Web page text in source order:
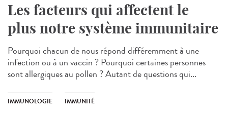
Les facteurs qui affectent le
plus notre système immunitaire
Pourquoi chacun de nous répond différemment à une
infection ou à un vaccin ? Pourquoi certaines personnes
sont allergiques au pollen ? Autant de questions qui...
IMMUNOLOGIE IMMUNITÉ